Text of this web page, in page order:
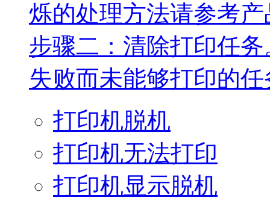
烁的处理方法请参考
步骤二：清除打印任
失败而未能够打印的
打印机脱机
打印机无法打印
打印机显示脱机